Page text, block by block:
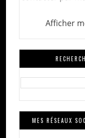
Afficher
MES RÉSEAUX